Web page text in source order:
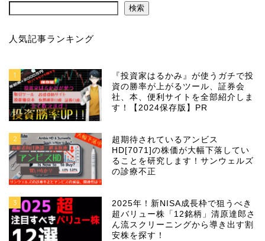
検索
人気記事ランキング
1
『投資家はるかみ』が使うガチで投
資の勝率が上がるツール、証券会
社、本、便利サイトを全部紹介しま
す！【2024保存版】PR
2
超期待されているアンビス
HD[7071]の株価が大幅下落してい
ることを研究します！サンウェルズ
の診療不正
3
2025年！新NISA成長枠で狙うべき
超バリュー株「12銘柄」清原達郎さ
ん流スクリーニングから導き出す割
安株を探す！